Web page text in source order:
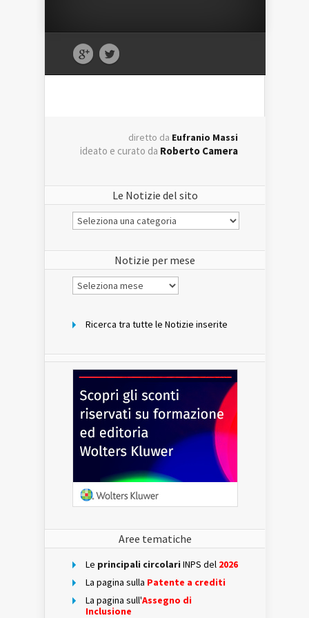
diretto da Eufranio Massi
ideato e curato da Roberto Camera
Le Notizie del sito
Le
Notizie
Notizie per mese
Notizie
per
Ricerca tra tutte le Notizie inserite
Aree tematiche
Le principali circolari INPS del 2026
La pagina sulla Patente a crediti
La pagina sull'Assegno di
Inclusione